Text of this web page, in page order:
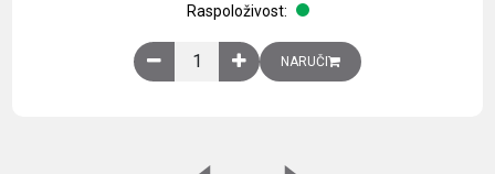
Raspoloživost:
Obična montažna ploča V1000xŠ800mm,
NARUČI